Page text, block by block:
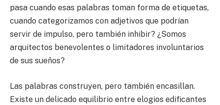
pasa cuando esas palabras toman forma de etiquetas,
cuando categorizamos con adjetivos que podrían
servir de impulso, pero también inhibir? ¿Somos
arquitectos benevolentes o limitadores involuntarios
de sus sueños?
Las palabras construyen, pero también encasillan.
Existe un delicado equilibrio entre elogios edificantes